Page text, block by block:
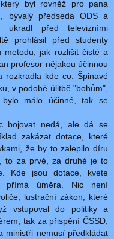
byl rovněž pro pana
bývalý předseda ODS a
ukradl před televizními
prohlásil před studenty
metodu, jak rozlišit čisté a
profesor nějakou účinnou
rozkradla kde co. Špinavé
v podobě úlitbě "bohům",
málo účinné, tak se
bojovat nedá, ale dá se
zakázat dotace, které
že by to zalepilo díru
to za prvé, za druhé je to
Kde jsou dotace, kvete
přímá úměra. Nic není
lustrační zákon, které
vstupoval do politiky a
tak za přispění ČSSD,
ministři nemusí předkládat